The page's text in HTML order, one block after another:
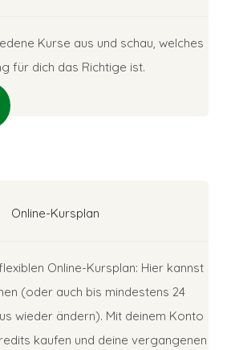
Kurse aus und schau, welches
für dich das Richtige ist.
Online-Kursplan
Online-Kursplan: Hier kannst
(oder auch bis mindestens 24
wieder ändern). Mit deinem Konto
kaufen und deine vergangenen